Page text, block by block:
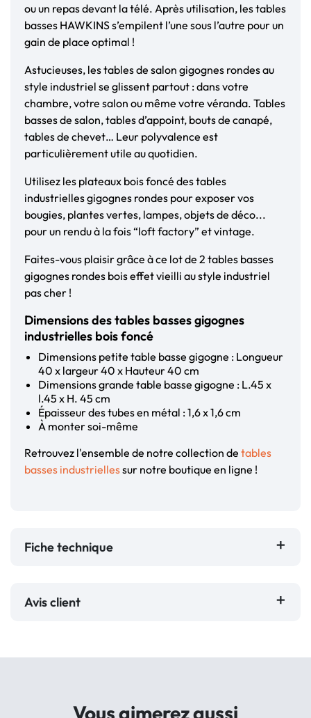
ou un repas devant la télé. Après utilisation, les tables
basses HAWKINS s’empilent l’une sous l’autre pour un
gain de place optimal !
Astucieuses, les tables de salon gigognes rondes au
style industriel se glissent partout : dans votre
chambre, votre salon ou même votre véranda. Tables
basses de salon, tables d’appoint, bouts de canapé,
tables de chevet… Leur polyvalence est
particulièrement utile au quotidien.
Utilisez les plateaux bois foncé des tables
industrielles gigognes rondes pour exposer vos
bougies, plantes vertes, lampes, objets de déco...
pour un rendu à la fois “loft factory” et vintage.
Faites-vous plaisir grâce à ce lot de 2 tables basses
gigognes rondes bois effet vieilli au style industriel
pas cher !
Dimensions des tables basses gigognes
industrielles bois foncé
Dimensions petite table basse gigogne : Longueur
40 x largeur 40 x Hauteur 40 cm
Dimensions grande table basse gigogne : L.45 x
l.45 x H. 45 cm
Épaisseur des tubes en métal : 1,6 x 1,6 cm
À monter soi-même
Retrouvez l'ensemble de notre collection de tables
basses industriellessur notre boutique en ligne !
Fiche technique
Avis client
Vous aimerez aussi